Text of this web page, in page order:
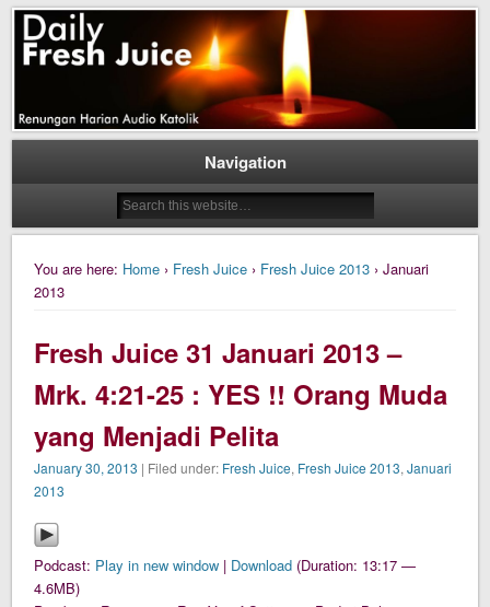
Daily Fresh Juice
Daily Fresh Juice Renungan Harian Katolik Menyejukkan dan Menyegarkan
Navigation
You are here: Home › Fresh Juice › Fresh Juice 2013 › Januari
2013
Fresh Juice 31 Januari 2013 –
Mrk. 4:21-25 : YES !! Orang Muda
yang Menjadi Pelita
January 30, 2013 | Filed under: Fresh Juice, Fresh Juice 2013,Januari
2013
Podcast: Play in new window | Download (Duration: 13:17 —
4.6MB)